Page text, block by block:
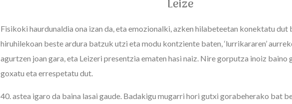
Leize
Fisikoki haurdunaldia ona izan da, eta emozionalki, azken hilabeteetan konektatu dut
hiruhilekoan beste ardura batzuk utzi eta modu kontziente baten, ‘lurrikararen’
agurtzen joan gara, eta Leizeri presentzia ematen hasi naiz. Nire gorputza inoiz baino
goxatu eta errespetatu dut.
40. astea igaro da baina lasai gaude. Badakigu mugarri hori gutxi gorabeherako bat